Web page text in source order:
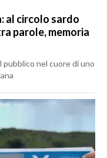
al circolo sardo
parole, memoria
pubblico nel cuore di uno